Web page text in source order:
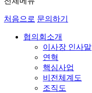
처음으로 문의하기
협의회소개
이사장 인사말
연혁
핵심사업
비전체계도
조직도